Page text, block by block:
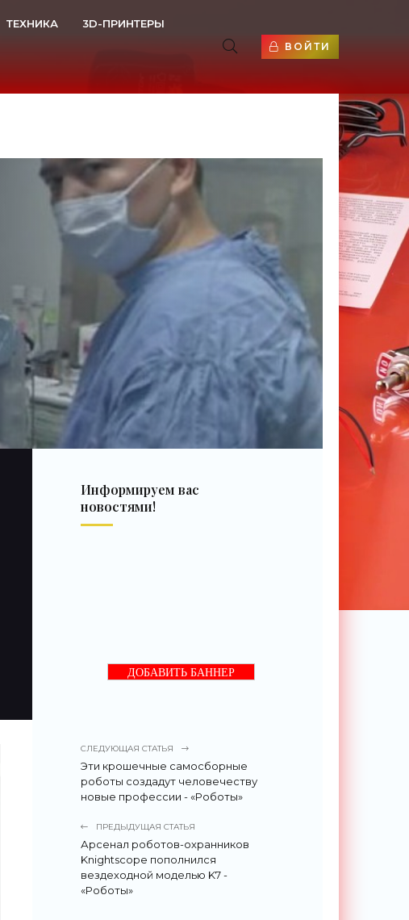
ТЕХНИКА 3D-ПРИНТЕРЫ
ВОЙТИ
Информируем вас
новостями!
ДОБАВИТЬ БАННЕР
СЛЕДУЮЩАЯ СТАТЬЯ
Эти крошечные самосборные
роботы создадут человечеству
новые профессии - «Роботы»
ПРЕДЫДУЩАЯ СТАТЬЯ
Арсенал роботов-охранников
Knightscope пополнился
вездеходной моделью K7 -
«Роботы»